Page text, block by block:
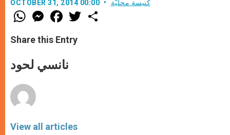
OCTOBER 31, 2014 00:00 كنيسة محليّة
W
h
t
s
p
p
M
e
s
e
e
F
a
e
b
o
k
w
Share this Entry
نانسي لحود
View all articles